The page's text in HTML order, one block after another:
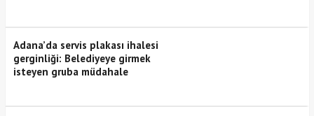
Adana’da servis plakası ihalesi
gerginliği: Belediyeye girmek
isteyen gruba müdahale